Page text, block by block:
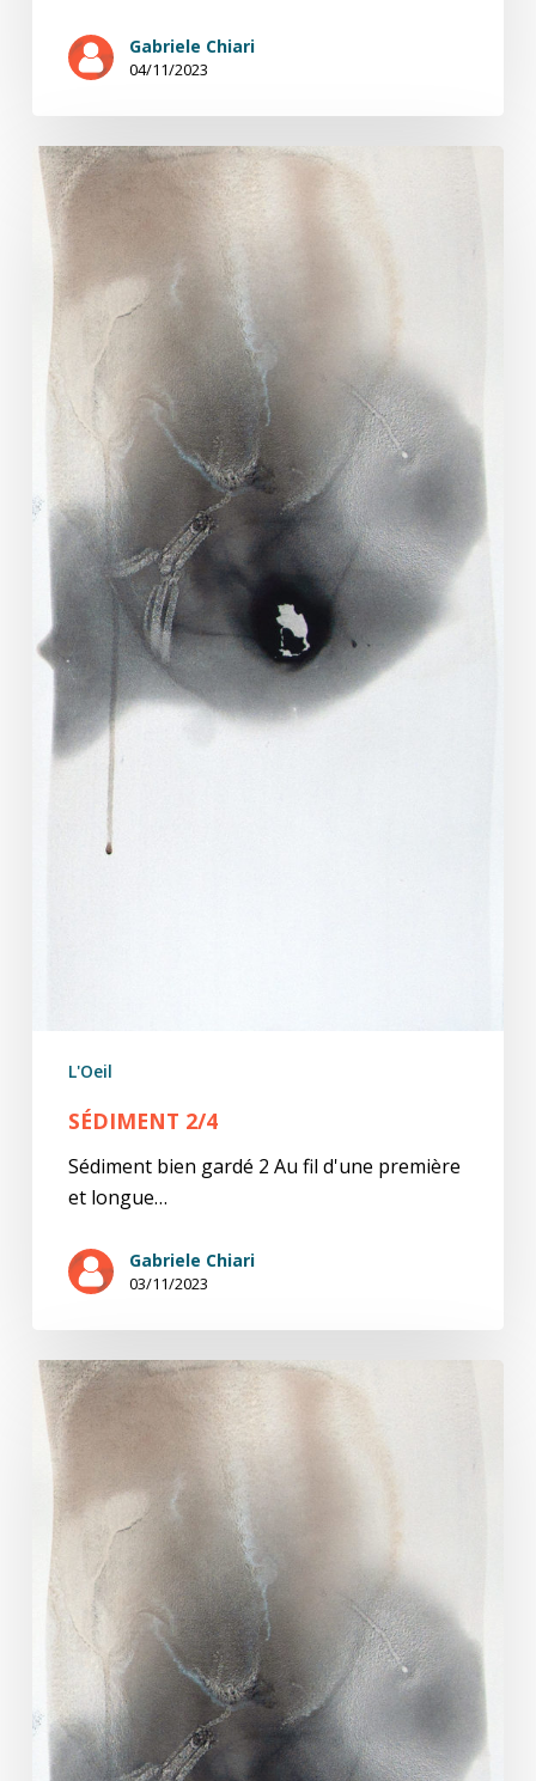
Gabriele Chiari
04/11/2023
Sédiment
2/4
L'Oeil
SÉDIMENT 2/4
Sédiment bien gardé 2 Au fil d'une première
et longue…
Gabriele Chiari
03/11/2023
Sédiment
1/4